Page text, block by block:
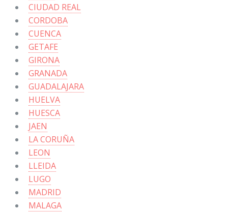
CIUDAD REAL
CORDOBA
CUENCA
GETAFE
GIRONA
GRANADA
GUADALAJARA
HUELVA
HUESCA
JAEN
LA CORUÑA
LEON
LLEIDA
LUGO
MADRID
MALAGA